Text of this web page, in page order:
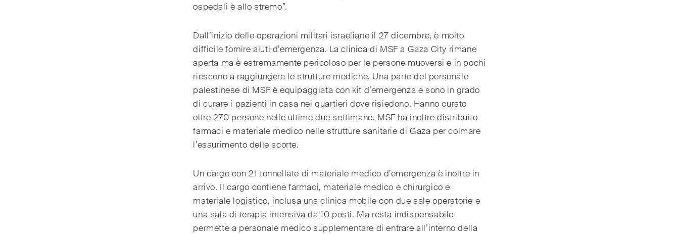
ospedali è allo stremo”.
Dall’inizio delle operazioni militari israeliane il 27 dicembre, è molto
difficile fornire aiuti d’emergenza. La clinica di MSF a Gaza City rimane
aperta ma è estremamente pericoloso per le persone muoversi e in pochi
riescono a raggiungere le strutture mediche. Una parte del personale
palestinese di MSF è equipaggiata con kit d’emergenza e sono in grado
di curare i pazienti in casa nei quartieri dove risiedono. Hanno curato
oltre 270 persone nelle ultime due settimane. MSF ha inoltre distribuito
farmaci e materiale medico nelle strutture sanitarie di Gaza per colmare
l’esaurimento delle scorte.
Un cargo con 21 tonnellate di materiale medico d’emergenza è inoltre in
arrivo. Il cargo contiene farmaci, materiale medico e chirurgico e
materiale logistico, inclusa una clinica mobile con due sale operatorie e
una sala di terapia intensiva da 10 posti. Ma resta indispensabile
permette a personale medico supplementare di entrare all’interno della